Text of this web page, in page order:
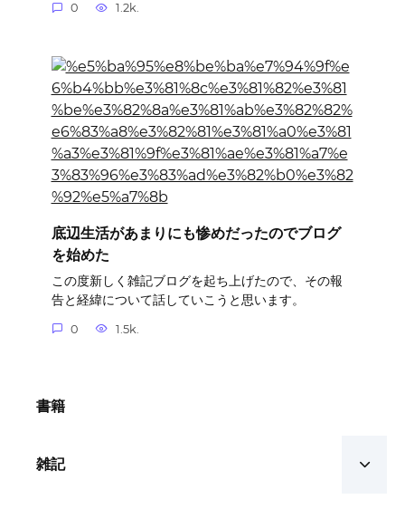
0 1.2k.
底辺生活があまりにも惨めだったのでブログ
を始めた
この度新しく雑記ブログを起ち上げたので、その報
告と経緯について話していこうと思います。
0 1.5k.
書籍
雑記